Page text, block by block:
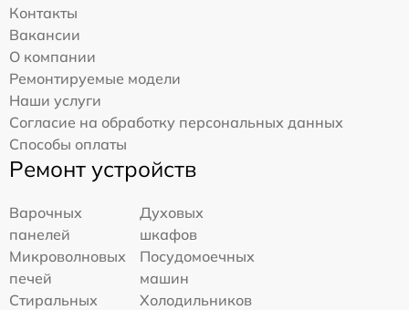
Контакты
Вакансии
О компании
Ремонтируемые модели
Наши услуги
Согласие на обработку персональных данных
Способы оплаты
Ремонт устройств
Варочных
панелей
Духовых
шкафов
Микроволновых
печей
Посудомоечных
машин
Стиральных
Холодильников